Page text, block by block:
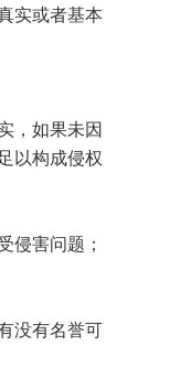
实或者基本
，如果未因
以构成侵权
侵害问题；
没有名誉可